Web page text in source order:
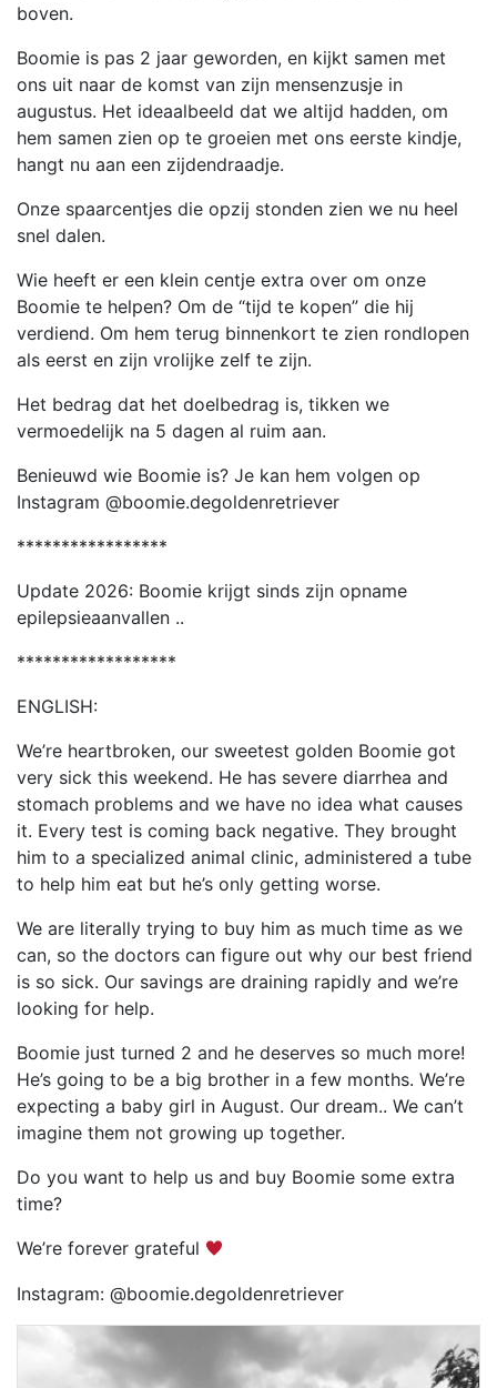
boven.
Boomie is pas 2 jaar geworden, en kijkt samen met
ons uit naar de komst van zijn mensenzusje in
augustus. Het ideaalbeeld dat we altijd hadden, om
hem samen zien op te groeien met ons eerste kindje,
hangt nu aan een zijdendraadje.
Onze spaarcentjes die opzij stonden zien we nu heel
snel dalen.
Wie heeft er een klein centje extra over om onze
Boomie te helpen? Om de “tijd te kopen” die hij
verdiend. Om hem terug binnenkort te zien rondlopen
als eerst en zijn vrolijke zelf te zijn.
Het bedrag dat het doelbedrag is, tikken we
vermoedelijk na 5 dagen al ruim aan.
Benieuwd wie Boomie is? Je kan hem volgen op
Instagram @boomie.degoldenretriever
*****************
Update 2026: Boomie krijgt sinds zijn opname
epilepsieaanvallen ..
******************
ENGLISH:
We’re heartbroken, our sweetest golden Boomie got
very sick this weekend. He has severe diarrhea and
stomach problems and we have no idea what causes
it. Every test is coming back negative. They brought
him to a specialized animal clinic, administered a tube
to help him eat but he’s only getting worse.
We are literally trying to buy him as much time as we
can, so the doctors can figure out why our best friend
is so sick. Our savings are draining rapidly and we’re
looking for help.
Boomie just turned 2 and he deserves so much more!
He’s going to be a big brother in a few months. We’re
expecting a baby girl in August. Our dream.. We can’t
imagine them not growing up together.
Do you want to help us and buy Boomie some extra
time?
We’re forever grateful
Instagram: @boomie.degoldenretriever